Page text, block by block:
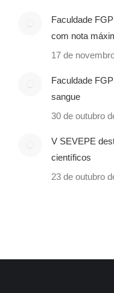
Faculdade
com nota
17 de
Faculdade
sangue
30 de outubro
V SEVEPE
científicos
23 de outubro